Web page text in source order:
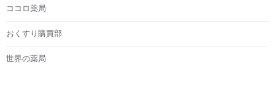
ココロ薬局
おくすり購買部
世界の薬局